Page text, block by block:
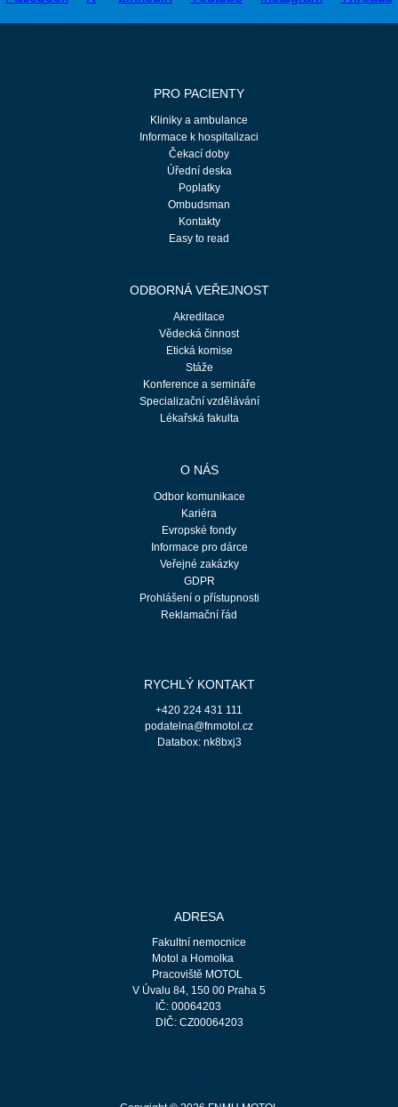
PRO PACIENTY
Kliniky a ambulance
Informace k hospitalizaci
Čekací doby
Úřední deska
Poplatky
Ombudsman
Kontakty
Easy to read
ODBORNÁ VEŘEJNOST
Akreditace
Vědecká činnost
Etická komise
Stáže
Konference a semináře
Specializační vzdělávání
Lékařská fakulta
O NÁS
Odbor komunikace
Kariéra
Evropské fondy
Informace pro dárce
Veřejné zakázky
GDPR
Prohlášení o přístupnosti
Reklamační řád
RYCHLÝ KONTAKT
+420 224 431 111
podatelna@fnmotol.cz
Databox: nk8bxj3
ADRESA
Fakultní nemocnice
Motol a Homolka
Pracoviště MOTOL
V Úvalu 84, 150 00 Praha 5
IČ: 00064203
DIČ: CZ00064203